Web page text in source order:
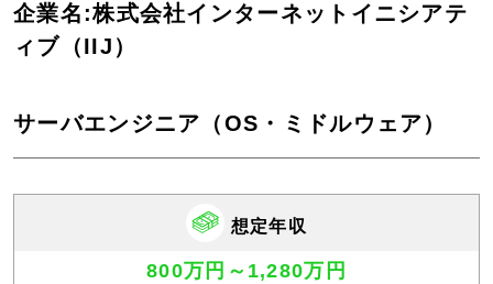
企業名:株式会社インターネットイニシアテ
ィブ（IIJ）
サーバエンジニア（OS・ミドルウェア）
想定年収
800万円～1,280万円